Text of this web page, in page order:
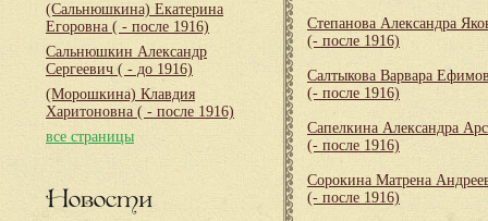
(Сальнюшкина) Екатерина
Егоровна ( - после 1916)
Сальнюшкин Александр
Сергеевич ( - до 1916)
(Морошкина) Клавдия
Харитоновна ( - после 1916)
все страницы
Новости
Степанова Александра
(- после 1916)
Салтыкова Варвара
(- после 1916)
Сапелкина Александра
(- после 1916)
Сорокина Матрена
(- после 1916)